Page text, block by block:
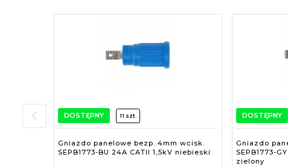
DOSTĘPNY 11 szt.
Gniazdo panelowe bezp. 4mm wcisk.
SEPB1773-BU 24A CATII 1,5kV niebieski
DOSTĘPNY
Gniazdo
SEPB1773-
zielony